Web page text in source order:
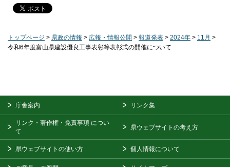
トップページ > 県政の情報 > 広報・情報公開 > 報道発表 > 2024年 > 11月 >
令和6年度富山県建設優良工事表彰等表彰式の開催について
庁舎案内 リンク集
リンク・著作権・免責事項 につい
て
県ウェブサイトの考え方
県ウェブサイトの使い方 個人情報について